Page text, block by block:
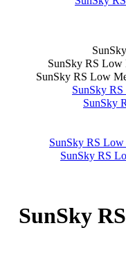
لنت جلو زانتيا 2000 SunSky RS